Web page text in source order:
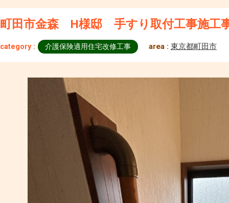
町田市金森 H様邸 手すり取付工事施工
category : 介護保険適用住宅改修工事 area : 東京都町田市